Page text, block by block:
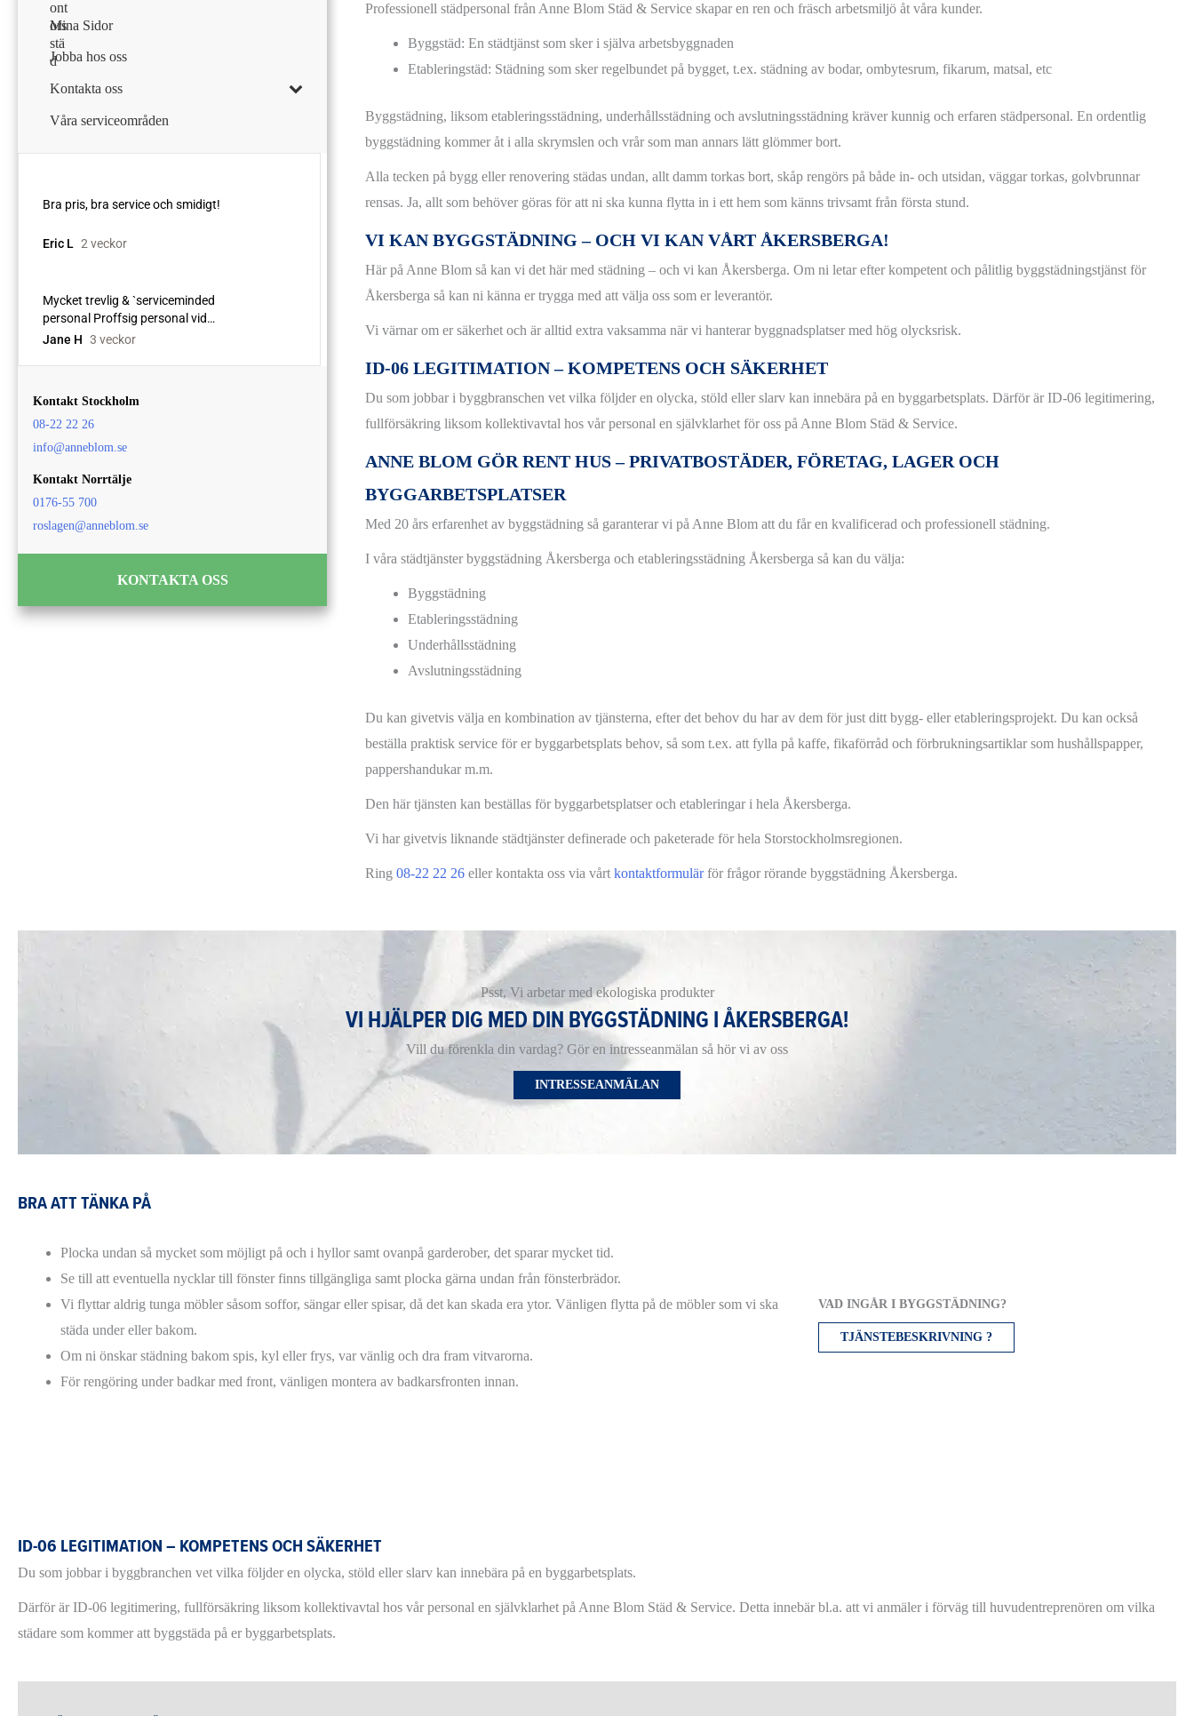
Mina Sidor
Jobba hos oss
Kontakta oss
Våra serviceområden
Kontakt Stockholm
08-22 22 26
info@anneblom.se
Kontakt Norrtälje
0176-55 700
roslagen@anneblom.se
KONTAKTA OSS
Professionell städpersonal från Anne Blom Städ & Service skapar en ren och fräsch arbetsmiljö åt våra kunder.
Byggstäd: En städtjänst som sker i själva arbetsbyggnaden
Etableringstäd: Städning som sker regelbundet på bygget, t.ex. städning av bodar, ombytesrum, fikarum, matsal, etc
Byggstädning, liksom etableringsstädning, underhållsstädning och avslutningsstädning kräver kunnig och erfaren städpersonal. En ordentlig
byggstädning kommer åt i alla skrymslen och vrår som man annars lätt glömmer bort.
Alla tecken på bygg eller renovering städas undan, allt damm torkas bort, skåp rengörs på både in- och utsidan, väggar torkas, golvbrunnar
rensas. Ja, allt som behöver göras för att ni ska kunna flytta in i ett hem som känns trivsamt från första stund.
VI KAN BYGGSTÄDNING – OCH VI KAN VÅRT ÅKERSBERGA!
Här på Anne Blom så kan vi det här med städning – och vi kan Åkersberga. Om ni letar efter kompetent och pålitlig byggstädningstjänst för
Åkersberga så kan ni känna er trygga med att välja oss som er leverantör.
Vi värnar om er säkerhet och är alltid extra vaksamma när vi hanterar byggnadsplatser med hög olycksrisk.
ID-06 LEGITIMATION – KOMPETENS OCH SÄKERHET
Du som jobbar i byggbranschen vet vilka följder en olycka, stöld eller slarv kan innebära på en byggarbetsplats. Därför är ID-06 legitimering,
fullförsäkring liksom kollektivavtal hos vår personal en självklarhet för oss på Anne Blom Städ & Service.
ANNE BLOM GÖR RENT HUS – PRIVATBOSTÄDER, FÖRETAG, LAGER OCH
BYGGARBETSPLATSER
Med 20 års erfarenhet av byggstädning så garanterar vi på Anne Blom att du får en kvalificerad och professionell städning.
I våra städtjänster byggstädning Åkersberga och etableringsstädning Åkersberga så kan du välja:
Byggstädning
Etableringsstädning
Underhållsstädning
Avslutningsstädning
Du kan givetvis välja en kombination av tjänsterna, efter det behov du har av dem för just ditt bygg- eller etableringsprojekt. Du kan också
beställa praktisk service för er byggarbetsplats behov, så som t.ex. att fylla på kaffe, fikaförråd och förbrukningsartiklar som hushållspapper,
pappershandukar m.m.
Den här tjänsten kan beställas för byggarbetsplatser och etableringar i hela Åkersberga.
Vi har givetvis liknande städtjänster definerade och paketerade för hela Storstockholmsregionen.
Ring08-22 22 26 eller kontakta oss via vårtkontaktformulärför frågor rörande byggstädning Åkersberga.
Psst, Vi arbetar med ekologiska produkter
VI HJÄLPER DIG MED DIN BYGGSTÄDNING I ÅKERSBERGA!
Vill du förenkla din vardag? Gör en intresseanmälan så hör vi av oss
INTRESSEANMÄLAN
BRA ATT TÄNKA PÅ
Plocka undan så mycket som möjligt på och i hyllor samt ovanpå garderober, det sparar mycket tid.
Se till att eventuella nycklar till fönster finns tillgängliga samt plocka gärna undan från fönsterbrädor.
Vi flyttar aldrig tunga möbler såsom soffor, sängar eller spisar, då det kan skada era ytor. Vänligen flytta på de möbler som vi ska
städa under eller bakom.
Om ni önskar städning bakom spis, kyl eller frys, var vänlig och dra fram vitvarorna.
För rengöring under badkar med front, vänligen montera av badkarsfronten innan.
VAD INGÅR I BYGGSTÄDNING?
TJÄNSTEBESKRIVNING ?
ID-06 LEGITIMATION – KOMPETENS OCH SÄKERHET
Du som jobbar i byggbranchen vet vilka följder en olycka, stöld eller slarv kan innebära på en byggarbetsplats.
Därför är ID-06 legitimering, fullförsäkring liksom kollektivavtal hos vår personal en självklarhet på Anne Blom Städ & Service. Detta innebär bl.a. att vi anmäler i förväg till huvudentreprenören om vilka
städare som kommer att byggstäda på er byggarbetsplats.